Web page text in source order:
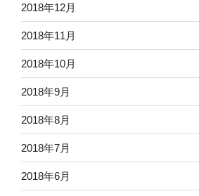
2018年12月
2018年11月
2018年10月
2018年9月
2018年8月
2018年7月
2018年6月